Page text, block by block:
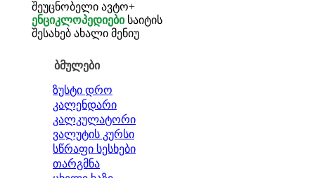
შეუცნობელი ავტო+
ენციკლოპედიები საიტის
შესახებ ახალი მენიუ
ბმულები
ზუსტი დრო
კალენდარი
კალკულატორი
ვალუტის კურსი
სწრაფი სესხები
თარგმნა